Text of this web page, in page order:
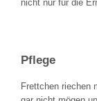
nicht nur für die
Pflege
Frettchen riechen